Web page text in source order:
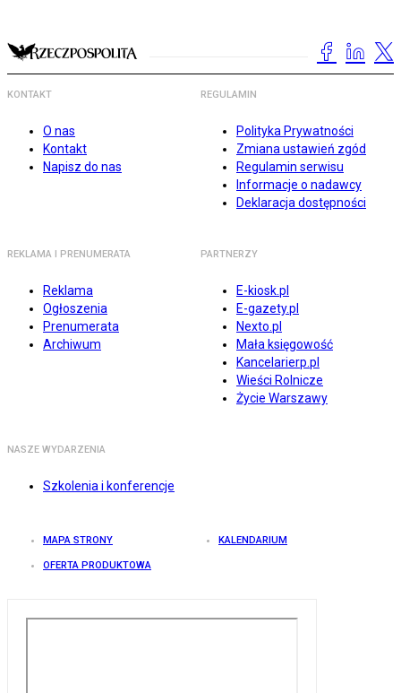
KONTAKT
O nas
Kontakt
Napisz do nas
REGULAMIN
Polityka Prywatności
Zmiana ustawień zgód
Regulamin serwisu
Informacje o nadawcy
Deklaracja dostępności
REKLAMA I PRENUMERATA
Reklama
Ogłoszenia
Prenumerata
Archiwum
PARTNERZY
E-kiosk.pl
E-gazety.pl
Nexto.pl
Mała księgowość
Kancelarierp.pl
Wieści Rolnicze
Życie Warszawy
NASZE WYDARZENIA
Szkolenia i konferencje
MAPA STRONY KALENDARIUM
OFERTA PRODUKTOWA